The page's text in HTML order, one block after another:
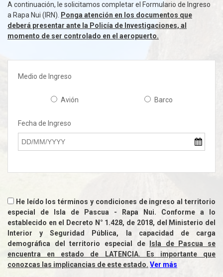
A continuación, le solicitamos completar el Formulario de Ingreso
a Rapa Nui (IRN). Ponga atención en los documentos que
deberá presentar ante la Policía de Investigaciones, al
momento de ser controlado en el aeropuerto.
Medio de Ingreso
Avión Barco
Fecha de Ingreso
He leído los términos y condiciones de ingreso al territorio
especial de Isla de Pascua - Rapa Nui. Conforme a lo
establecido en el Decreto N° 1.428, de 2018, del Ministerio del
Interior y Seguridad Pública, la capacidad de carga
demográfica del territorio especial de
Isla de Pascua se
encuentra en estado de LATENCIA. Es importante que
conozcas las implicancias de este estado. Ver más